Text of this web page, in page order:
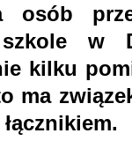
osób
w
kilku
ma